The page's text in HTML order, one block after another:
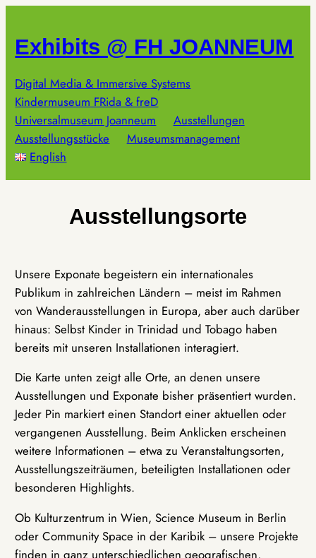
springen
Exhibits @ FH JOANNEUM
Digital Media & Immersive Systems
Kindermuseum FRida & freD
Universalmuseum Joanneum
Ausstellungen
Ausstellungsstücke
Museumsmanagement
English
Ausstellungsorte
Unsere Exponate begeistern ein internationales
Publikum in zahlreichen Ländern – meist im Rahmen
von Wanderausstellungen in Europa, aber auch darüber
hinaus: Selbst Kinder in Trinidad und Tobago haben
bereits mit unseren Installationen interagiert.
Die Karte unten zeigt alle Orte, an denen unsere
Ausstellungen und Exponate bisher präsentiert wurden.
Jeder Pin markiert einen Standort einer aktuellen oder
vergangenen Ausstellung. Beim Anklicken erscheinen
weitere Informationen – etwa zu Veranstaltungsorten,
Ausstellungszeiträumen, beteiligten Installationen oder
besonderen Highlights.
Ob Kulturzentrum in Wien, Science Museum in Berlin
oder Community Space in der Karibik – unsere Projekte